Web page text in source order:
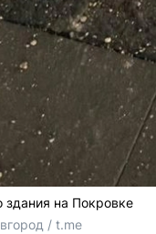
здания на Покровке
/ t.me